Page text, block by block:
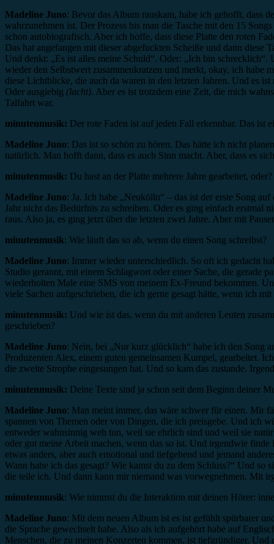
Madeline Juno: Bevor das Album rauskam, habe ich gehofft, dass
wahrzunehmen ist. Der Prozess bis man die Tasche mit den 15
schon autobiografisch. Aber ich hoffe, dass diese Platte den roten
Das hat angefangen mit dieser abgefuckten Scheiße und dann
Und denkt: „Es ist alles meine Schuld“. Oder: „Ich bin
wieder den Selbstwert zusammenkratzen und merkt, okay, ich habe
diese Lichtblicke, die auch da waren in den letzten Jahren. Und es
Oder ausgiebig (lacht). Aber es ist trotzdem eine Zeit, die mich
Talfahrt war.
minutenmusik: Der rote Faden ist auf jeden Fall erkennbar. Das ist
Madeline Juno: Das ist so schön zu hören. Das hätte ich nicht
natürlich. Man hofft dann, dass es auch Sinn macht. Aber, dass es
minutenmusik: Du hast an der Platte mehrere Jahre gearbeitet, oder?
Madeline Juno: Ja. Ich habe „Neukölln“ – das ist der erste Song
Jahr nicht das Bedürfnis zu schreiben. Oder es ging einfach
raus. Also ja, es ging jetzt über die letzten zwei Jahre. Aber mit
minutenmusik: Wie läuft das so ab, wenn du einen Song schreibst?
Madeline Juno: Immer wieder unterschiedlich. So oft ich gedacht
Studio gerannt, mit einem Schlagwort oder einer Sache, die gerade
wiederholten Male eine SMS von meinem Ex-Freund bekommen.
viele Sachen aufgeschrieben, die ich gerne gesagt hätte, wenn ich
minutenmusik: Und wie ist das, wenn du mit anderen Leuten
geschrieben?
Madeline Juno: Nein, bei „Nur kurz glücklich“ habe ich den Song
Produzenten Alex, einem guten gemeinsamen Kumpel, gearbeitet.
die zweite Strophe eingesungen hat. Und so kam das zustande.
minutenmusik: Deine Texte sind ja schon seit dem Beginn deiner
Madeline Juno: Man meint immer, das wäre schwer für einen. Mir
spannen von Themen oder von Dingen, die ich preisgebe. Und ich
entweder wahnsinnig weh tun, weil sie ehrlich sind und weil sie
oder gut meine Arbeit machen, wenn das so ist. Und irgendwie
etwas anders, aber auch emotional und tiefgehend und jemand
Wann habe ich das gesagt? Wie kamst du zu dem Schluss?“ Und
die teile ich. Und dann kann mir niemand was vorwegnehmen. Mit
minutenmusik: Wie nimmst du die Interaktion mit deinen Hörer:
Madeline Juno: Mit dem neuen Album ist es ist gefühlt spürbarer
die Sprache gewechselt habe. Also als ich aufgehört habe auf
Menschen, die zu meinen Konzerten kommen, ist tiefgründiger.